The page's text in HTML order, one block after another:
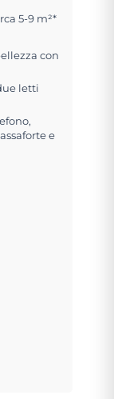
5-9 m²*
con
letti
e